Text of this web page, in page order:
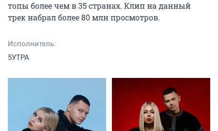
топы более чем в 35 странах. Клип на данный
трек набрал более 80 млн просмотров.
Исполнитель:
5УТРА